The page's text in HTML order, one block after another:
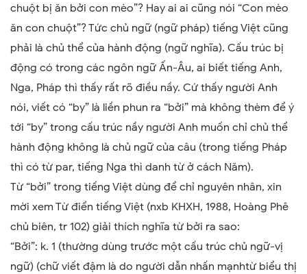
chuột bị ăn bởi con mèo”? Hay ai ai cũng nói “Con mèo
ăn con chuột”? Tức chủ ngữ (ngữ pháp) tiếng Việt cũng
phải là chủ thể của hành động (ngữ nghĩa). Cấu trúc bị
động có trong các ngôn ngữ Ấn-Âu, ai biết tiếng Anh,
Nga, Pháp thì thấy rất rõ điều nầy. Cứ thấy người Anh
nói, viết có “by” là liền phun ra “bởi” mà không thèm để ý
tới “by” trong cấu trúc nầy người Anh muốn chỉ chủ thể
hành động không là chủ ngữ của câu (trong tiếng Pháp
thì có từ par, tiếng Nga thì danh từ ở cách Năm).
Từ “bởi” trong tiếng Việt dùng để chỉ nguyên nhân, xin
mời xem Từ điển tiếng Việt (nxb KHXH, 1988, Hoàng Phê
chủ biên, tr 102) giải thích nghĩa từ bởi ra sao:
“Bởi”: k. 1 (thường dùng trước một cấu trúc chủ ngữ-vị
ngữ) (chữ viết đậm là do người dẫn nhấn mạnhtừ biểu thị